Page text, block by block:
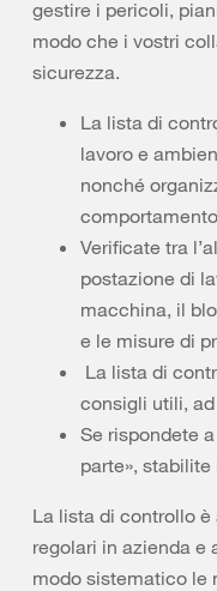
gestire i pericoli,
modo che i vostri
sicurezza.
La lista di
lavoro e
nonché
Verificate tra
postazione di
macchina, il
e le misure di
La lista di
consigli utili,
Se rispondete
parte»,
La lista di controllo
regolari in azienda e
modo sistematico le